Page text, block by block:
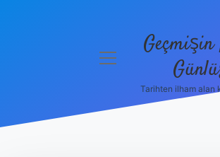
menüyü
Geçmişin
Tarihten ilham alan